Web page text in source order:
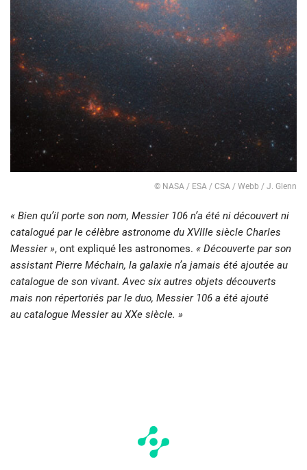
© NASA / ESA / CSA / Webb / J. Glenn
« Bien qu’il porte son nom, Messier 106 n’a été ni découvert ni
catalogué par le célèbre astronome du XVIIIe siècle Charles
Messier », ont expliqué les astronomes. « Découverte par son
assistant Pierre Méchain, la galaxie n’a jamais été ajoutée au
catalogue de son vivant. Avec six autres objets découverts
mais non répertoriés par le duo, Messier 106 a été ajouté
au catalogue Messier au XXe siècle. »